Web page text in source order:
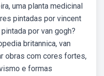
uma planta medicinal
pintadas por vincent
por van gogh?
britannica, van
obras com cores fortes,
e formas